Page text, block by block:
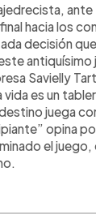
hacia los
decisión
antiquísimo
Savielly
es un
juega
opina
el juego,